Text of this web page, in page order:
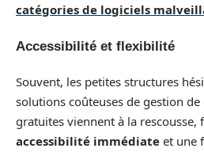
catégories de logiciels
Accessibilité et flexibilité
Souvent, les petites structures
solutions coûteuses de gestion
gratuites viennent à la rescousse,
accessibilité immédiate et une